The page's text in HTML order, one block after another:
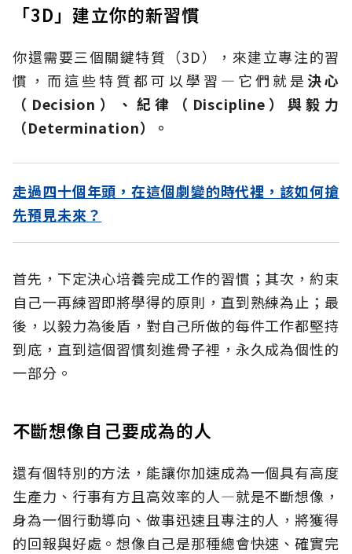
「3D」建立你的新習慣
你還需要三個關鍵特質（3D），來建立專注的習
慣，而這些特質都可以學習—它們就是決心
（Decision）、紀律（Discipline）與毅力
（Determination）。
走過四十個年頭，在這個劇變的時代裡，該如何搶
先預見未來？
首先，下定決心培養完成工作的習慣；其次，約束
自己一再練習即將學得的原則，直到熟練為止；最
後，以毅力為後盾，對自己所做的每件工作都堅持
到底，直到這個習慣刻進骨子裡，永久成為個性的
一部分。
不斷想像自己要成為的人
還有個特別的方法，能讓你加速成為一個具有高度
生產力、行事有方且高效率的人—就是不斷想像，
身為一個行動導向、做事迅速且專注的人，將獲得
的回報與好處。想像自己是那種總會快速、確實完